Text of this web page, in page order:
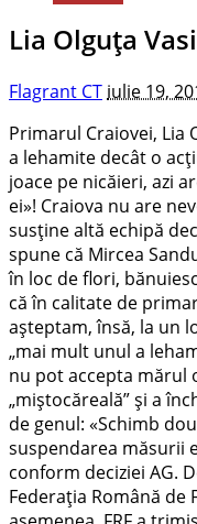
Lia Olguţa
Flagrant CT iulie 19,
Primarul Craiovei, Lia
a lehamite decât o
joace pe nicăieri, azi
ei»! Craiova nu are
susţine altă echipă
spune că Mircea
în loc de flori,
că în calitate de
aşteptam, însă, la un
„mai mult unul a
nu pot accepta mărul
„miştocăreală” şi a
de genul: «Schimb
suspendarea măsurii
conform deciziei AG.
Federaţia Română de